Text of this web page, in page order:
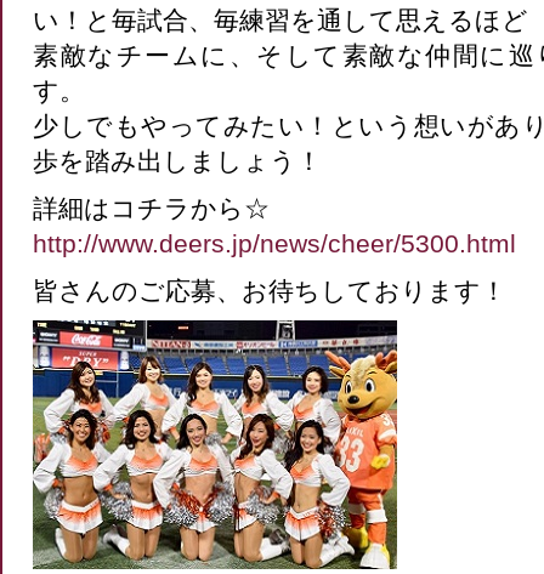
い！と毎試合、毎練習を通して思えるほど
素敵なチームに、そして素敵な仲間に
す。
少しでもやってみたい！という想いがあ
歩を踏み出しましょう！
詳細はコチラから☆
http://www.deers.jp/news/cheer/5300.html
皆さんのご応募、お待ちしております！